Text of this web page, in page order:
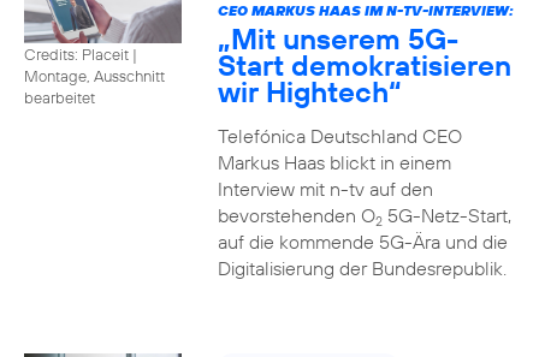
Credits: Placeit |
Montage, Ausschnitt
bearbeitet
CEO MARKUS HAAS IM N-TV-INTERVIEW:
„Mit unserem 5G-
Start demokratisieren
wir Hightech“
Telefónica Deutschland CEO
Markus Haas blickt in einem
Interview mit n-tv auf den
bevorstehenden O25G-Netz-Start,
auf die kommende 5G-Ära und die
Digitalisierung der Bundesrepublik.